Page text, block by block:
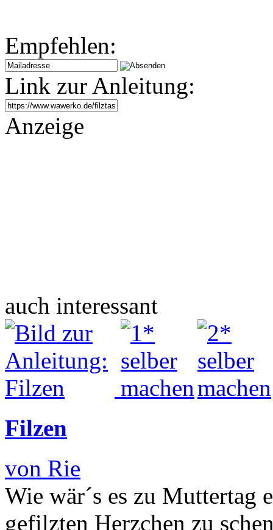
Empfehlen:
Link zur Anleitung:
Anzeige
auch interessant
Filzen
von Rie
Wie wär´s es zu Muttertag
gefilzten Herzchen zu